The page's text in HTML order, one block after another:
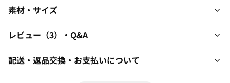
素材・サイズ
レビュー 3 ・Q&A
配送・返品交換・お支払いについて